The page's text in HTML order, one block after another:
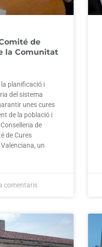
de
la Comunitat
planificació i
del sistema
unes cures
de la població i
de
de Cures
un
comentaris